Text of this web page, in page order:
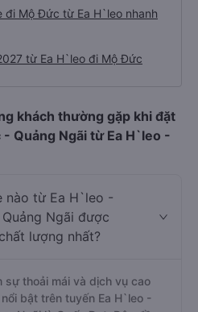
đi Mộ Đức từ Ea H`leo nhanh
từ Ea H`leo đi Mộ Đức
khách thường gặp khi đặt
Quảng Ngãi từ Ea H`leo -
nào từ Ea H`leo -
Ngãi được
lượng nhất?
sự thoải mái và dịch vụ cao
bật trên tuyến Ea H`leo -